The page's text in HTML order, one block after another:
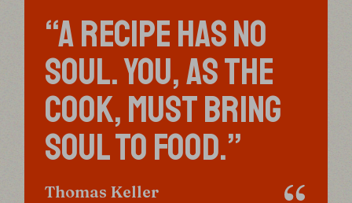
“A RECIPE HAS NO
SOUL. YOU, AS THE
COOK, MUST BRING
SOUL TO FOOD.”
Thomas Keller